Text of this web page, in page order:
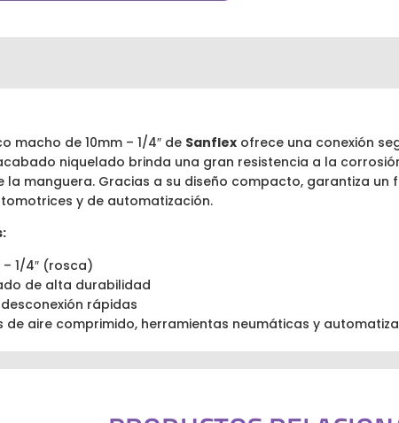
macho de 10mm – 1/4″ de Sanflex ofrece una conexión
niquelado brinda una gran resistencia a la
la manguera. Gracias a su diseño compacto, garantiza
y de automatización.
1/4″ (rosca)
de alta durabilidad
rápidas
de aire comprimido, herramientas neumáticas y